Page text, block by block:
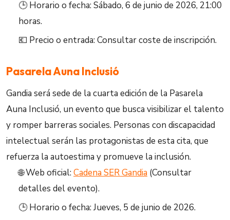
🕒 Horario o fecha: Sábado, 6 de junio de 2026, 21:00
horas.
💶 Precio o entrada: Consultar coste de inscripción.
Pasarela Auna Inclusió
Gandia será sede de la cuarta edición de la Pasarela
Auna Inclusió, un evento que busca visibilizar el talento
y romper barreras sociales. Personas con discapacidad
intelectual serán las protagonistas de esta cita, que
refuerza la autoestima y promueve la inclusión.
🌐 Web oficial:Cadena SER Gandia (Consultar
detalles del evento).
🕒 Horario o fecha: Jueves, 5 de junio de 2026.